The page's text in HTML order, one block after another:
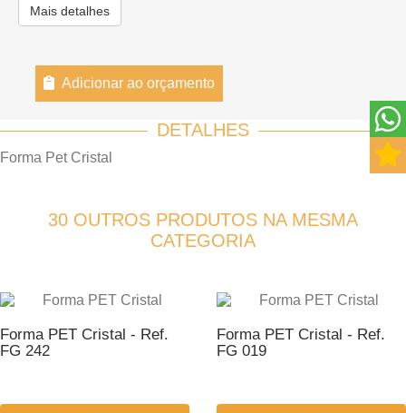
Mais detalhes
Adicionar ao orçamento
DETALHES
Forma Pet Cristal
30 OUTROS PRODUTOS NA MESMA
CATEGORIA
Forma PET Cristal - Ref.
FG 242
Forma PET Cristal - Ref.
FG 019